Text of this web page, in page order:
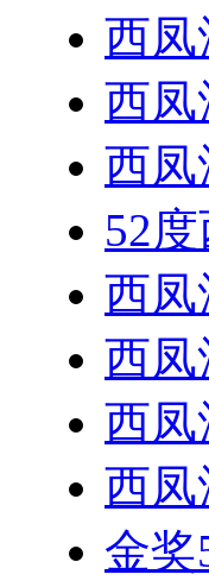
西凤
西凤
西凤
52
西凤
西凤
西凤
西凤
金奖